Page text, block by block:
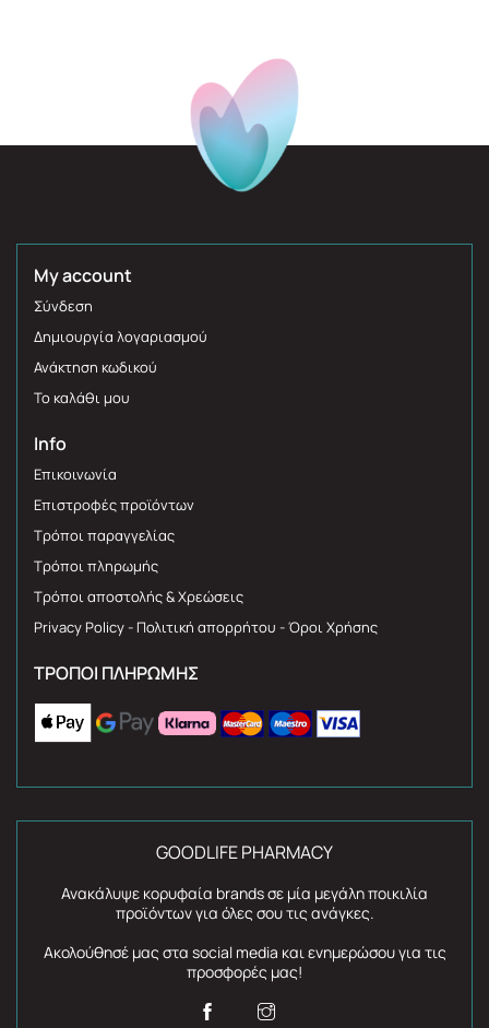
My account
Σύνδεση
Δημιουργία λογαριασμού
Ανάκτηση κωδικού
Το καλάθι μου
Info
Επικοινωνία
Επιστροφές προϊόντων
Τρόποι παραγγελίας
Τρόποι πληρωμής
Τρόποι αποστολής & Χρεώσεις
Privacy Policy - Πολιτική απορρήτου - Όροι Χρήσης
ΤΡΌΠΟΙ ΠΛΗΡΩΜΉΣ
GOODLIFE PHARMACY
Ανακάλυψε κορυφαία brands σε μία μεγάλη ποικιλία
προϊόντων για όλες σου τις ανάγκες.
Ακολούθησέ μας στα social media και ενημερώσου για τις
προσφορές μας!